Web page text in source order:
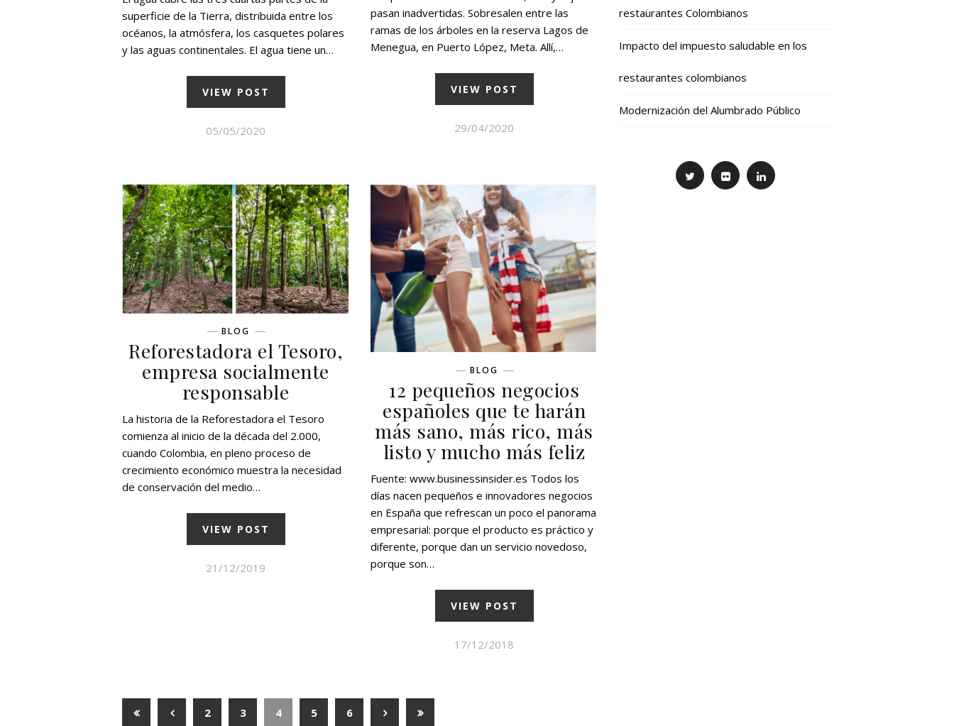
superficie de la Tierra, distribuida entre los
océanos, la atmósfera, los casquetes polares
y las aguas continentales. El agua tiene un…
VIEW POST
05/05/2020
pasan inadvertidas. Sobresalen entre las
ramas de los árboles en la reserva Lagos de
Menegua, en Puerto López, Meta. Allí,…
VIEW POST
29/04/2020
BLOG
Reforestadora el Tesoro,
empresa socialmente
responsable
La historia de la Reforestadora el Tesoro
comienza al inicio de la década del 2.000,
cuando Colombia, en pleno proceso de
crecimiento económico muestra la necesidad
de conservación del medio…
VIEW POST
21/12/2019
BLOG
12 pequeños negocios
españoles que te harán
más sano, más rico, más
listo y mucho más feliz
Fuente: www.businessinsider.es Todos los
días nacen pequeños e innovadores negocios
en España que refrescan un poco el panorama
empresarial: porque el producto es práctico y
diferente, porque dan un servicio novedoso,
porque son…
VIEW POST
17/12/2018
2 3 4 5 6
restaurantes Colombianos
Impacto del impuesto saludable en los
restaurantes colombianos
Modernización del Alumbrado Público